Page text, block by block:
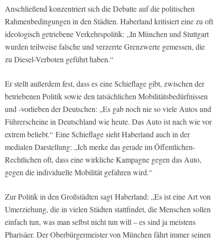
Anschließend konzentriert sich die Debatte auf die politischen
Rahmenbedingungen in den Städten. Haberland kritisiert eine zu oft
ideologisch getriebene Verkehrspolitik: „In München und Stuttgart
wurden teilweise falsche und verzerrte Grenzwerte gemessen, die
zu Diesel-Verboten geführt haben.“
Er stellt außerdem fest, dass es eine Schieflage gibt, zwischen der
betriebenen Politik sowie den tatsächlichen Mobilitätsbedürfnissen
und -vorlieben der Deutschen: „Es gab noch nie so viele Autos und
Führerscheine in Deutschland wie heute. Das Auto ist nach wie vor
extrem beliebt.“ Eine Schieflage sieht Haberland auch in der
medialen Darstellung: „Ich merke das gerade im Öffentlichen-
Rechtlichen oft, dass eine wirkliche Kampagne gegen das Auto,
gegen die individuelle Mobilität gefahren wird.“
Zur Politik in den Großstädten sagt Haberland: „Es ist eine Art von
Umerziehung, die in vielen Städten stattfindet, die Menschen sollen
einfach tun, was man selbst nicht tun will – es sind ja meistens
Pharisäer. Der Oberbürgermeister von München fährt immer seinen